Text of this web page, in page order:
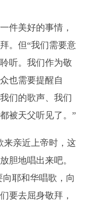
件美好的事情，
。但“我们需要意
听。我们作为敬
也需要提醒自
们的歌声、我们
被天父听见了。”
来亲近上帝时，这
胆地唱出来吧。
向耶和华唱歌，向
要去屈身敬拜，